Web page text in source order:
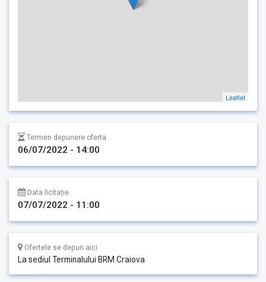
Leaflet
Termen depunere oferta
06/07/2022 - 14:00
Data licitație
07/07/2022 - 11:00
Ofertele se depun aici
La sediul Terminalului BRM Craiova